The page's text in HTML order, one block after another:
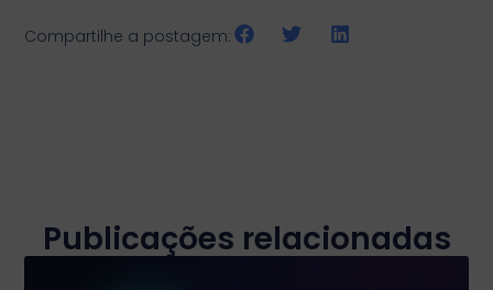
Compartilhe a postagem:
Publicações relacionadas